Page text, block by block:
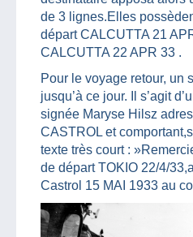
de 3 lignes.Elles
départ CALCUTTA 21
CALCUTTA 22 APR 33 .
Pour le voyage retour, un
jusqu’à ce jour. Il s’agit
signée Maryse Hilsz
CASTROL et
texte très court :
de départ TOKIO 22/4/
Castrol 15 MAI 1933 au